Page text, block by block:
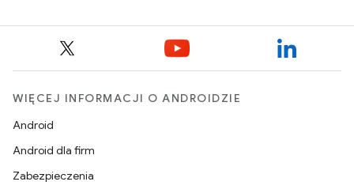
WIĘCEJ INFORMACJI O ANDROIDZIE
Android
Android dla firm
Zabezpieczenia